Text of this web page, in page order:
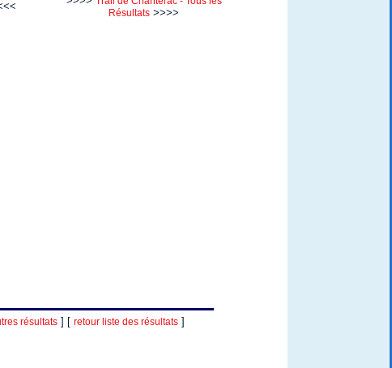
Résultats >>>>
résultats] [ retour liste des résultats]